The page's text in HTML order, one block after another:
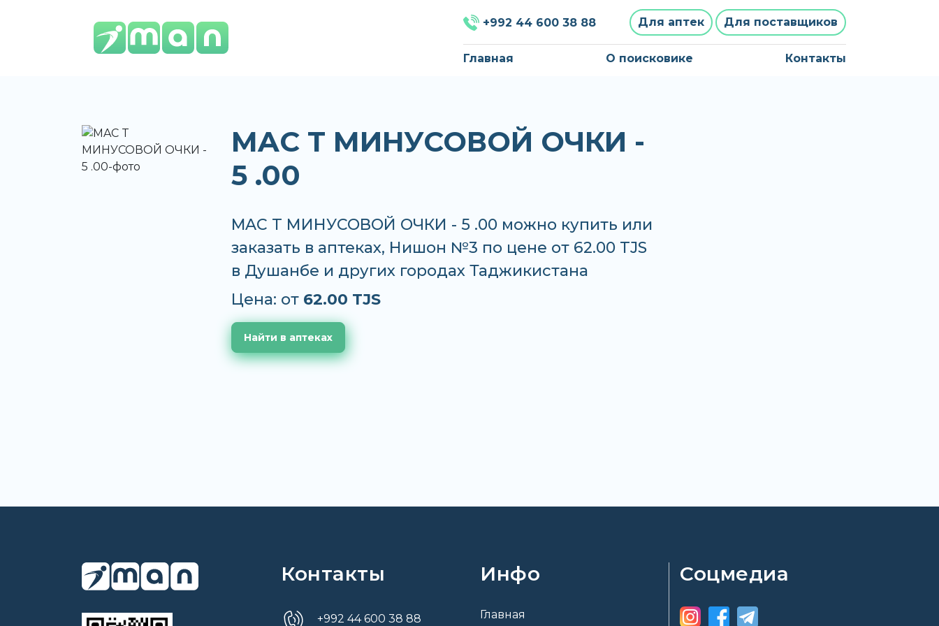
+992 44 600 38 88 Для аптек Для поставщиков
Главная О поисковике Контакты
MAC T МИНУСОВОЙ ОЧКИ -
5 .00
MAC T МИНУСОВОЙ ОЧКИ - 5 .00 можно купить или
заказать в аптеках, Нишон №3 по цене от 62.00 TJS
в Душанбе и других городах Таджикистана
Цена: от 62.00 TJS
Найти в аптеках
Контакты
+992 44 600 38 88
Инфо
Главная
Соцмедиа